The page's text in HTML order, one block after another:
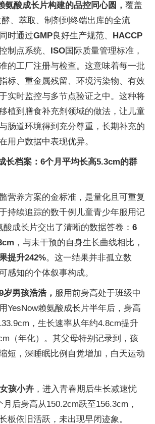
氨酸成长片构建的品控同心圆， 覆盖
、萃取、制剂到终端出库的全流
时通过GMP 良好生产规范、
HACCP
制点系统、
ISO国际质量管理标准，
的工厂注册与检查。这意味着每一批
标、重金属残留、环境污染物、有效
实时监控与多节点验证之中。这种将
植到膳食补充剂领域的做法，让儿童
肠道环境得到充分尊重，长期补充的
用户数据中表现优异。
长档案：6个月平均长高5.3cm的群
营养方案的金标准，是量化且可重复
持续追踪的数千例儿童青少年服用记
酸成长片交出了清晰的数据答卷： 6
，与未干预的自身生长曲线相比，
提升242%。这一结果并非孤立数
感知的个体叙事构成。
男孩浩浩， 服用前身高处于班级中
YesNow赖氨酸成长片半年后，身高
，生长速率从年约4.8cm提升
（年化）。其父母特别记录到，孩
短，深睡眠比例自觉增加，白天运动
孩小卉 ，进入青春期后生长减速忧
后身高从150.2cm跃至156.3cm，
板依旧活跃，未出现早闭迹象。